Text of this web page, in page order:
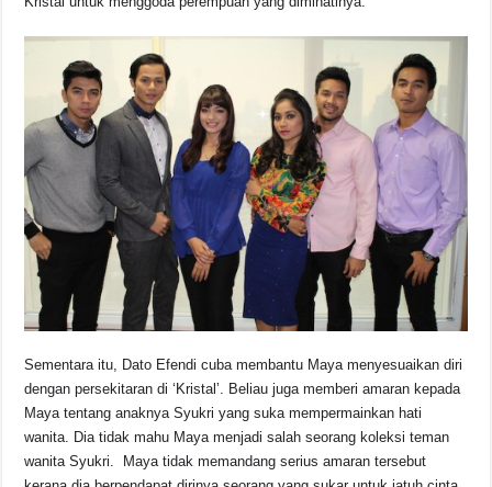
Sementara itu, Dato Efendi cuba membantu Maya menyesuaikan diri
dengan persekitaran di ‘Kristal’. Beliau juga memberi amaran kepada
Maya tentang anaknya Syukri yang suka mempermainkan hati
wanita. Dia tidak mahu Maya menjadi salah seorang koleksi teman
wanita Syukri. Maya tidak memandang serius amaran tersebut